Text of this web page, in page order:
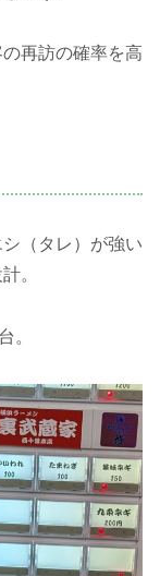
再訪の確率を高
（タレ）が強い
。
。